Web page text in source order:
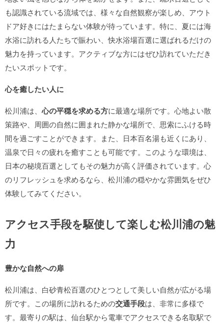
も認識されている流域では、様々な自然観察が楽しめ、アウト
ドア好きにはたまらない体験が待っています。特に、夏には海
水浴に訪れる人たちで賑わい、快水浴場百選に選ばれるだけの
魅力を持っています。アクティブな方にはぜひ訪れていただき
たいスポットです。
心を癒したい人に
松川浦は、心の平穏を求める方に最適な場所です。心地よい散
策路や、周囲の自然に囲まれた静かな場所で、思索にふける時
間を過ごすことができます。また、日本百名湯も近くにあり、
温泉で日々の疲れを癒すことも可能です。このような環境は、
日本の秘境百選としてもその魅力が高く評価されています。心
のリフレッシュを求めるなら、松川浦の穏やかな雰囲気をぜひ
体験してみてください。
アクセス手段を駆使して楽しむ松川浦の魅
力
豊かな自然への扉
松川浦は、白砂青松百選のひとつとして美しい自然が広がる場
所です。この場所に訪れるための交通手段は、非常に多様で
す。最寄りの駅は、仙台駅から電車でアクセスできる名取駅で